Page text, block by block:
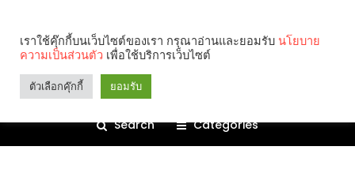
Search Categories
เราใช้คุ๊กกี้บนเว็บไซต์ของเรา กรุณาอ่านและยอมรับ นโยบาย
ความเป็นส่วนตัว เพื่อใช้บริการเว็บไซต์
ตัวเลือกคุ๊กกี้ ยอมรับ